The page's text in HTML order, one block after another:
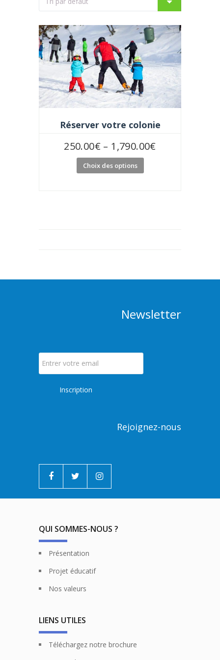
Réserver votre colonie
250.00€ – 1,790.00€
Choix des options
Newsletter
Rejoignez-nous
QUI SOMMES-NOUS ?
Présentation
Projet éducatif
Nos valeurs
LIENS UTILES
Téléchargez notre brochure